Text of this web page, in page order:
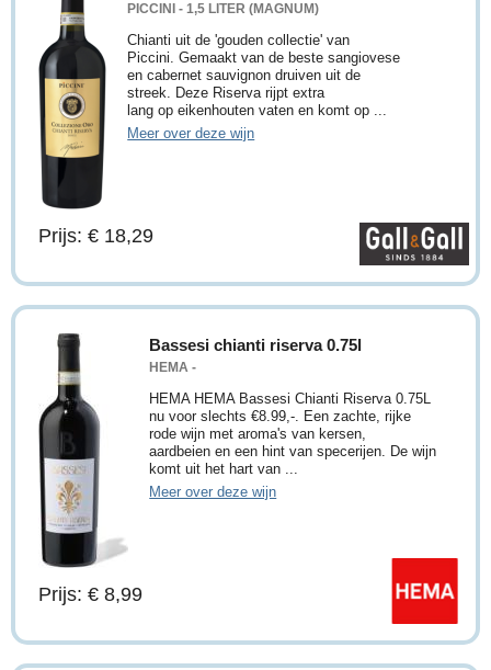
PICCINI - 1,5 LITER (MAGNUM)
Chianti uit de 'gouden collectie' van
Piccini. Gemaakt van de beste sangiovese
en cabernet sauvignon druiven uit de
streek. Deze Riserva rijpt extra
lang op eikenhouten vaten en komt op ...
Meer over deze wijn
Prijs: € 18,29
Bassesi chianti riserva 0.75l
HEMA -
HEMA HEMA Bassesi Chianti Riserva 0.75L
nu voor slechts €8.99,-. Een zachte, rijke
rode wijn met aroma's van kersen,
aardbeien en een hint van specerijen. De wijn
komt uit het hart van ...
Meer over deze wijn
Prijs: € 8,99